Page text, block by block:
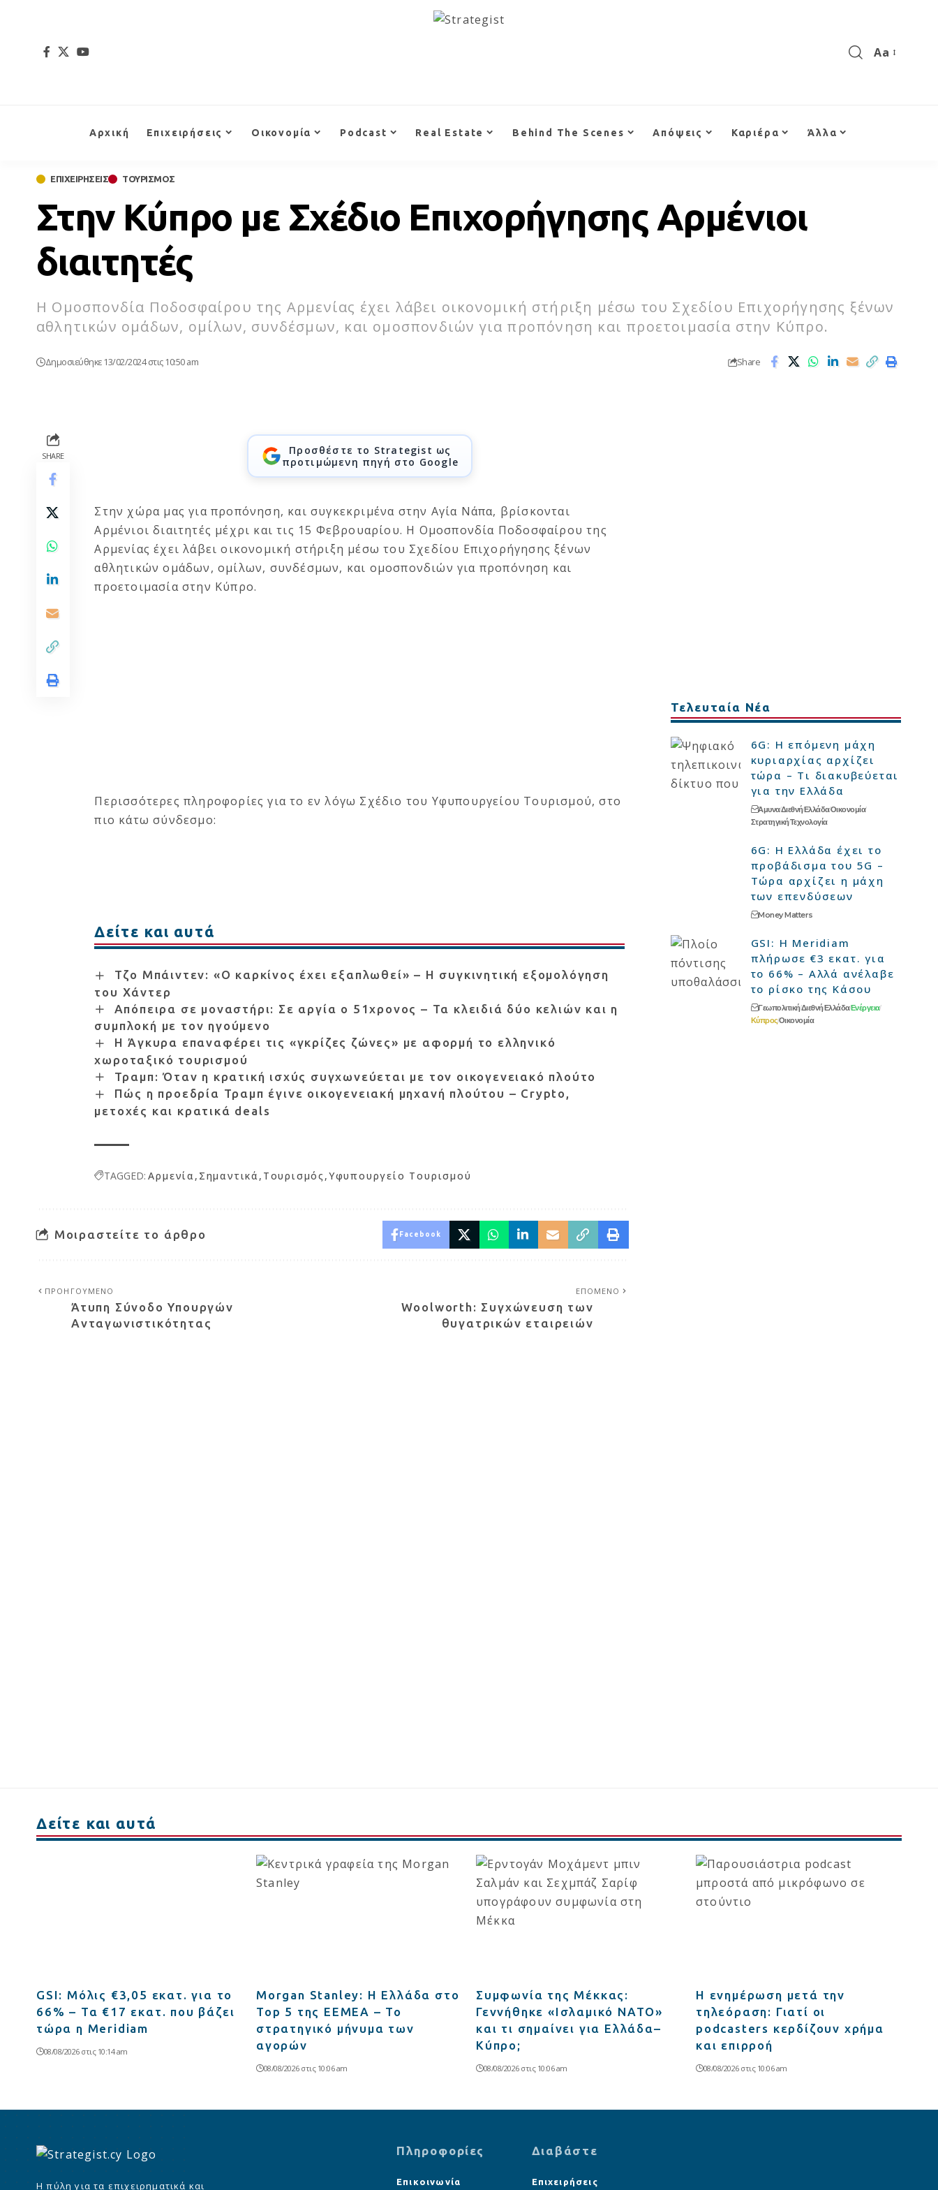
Aa
Αρχική Επιχειρήσεις Οικονομία Podcast Real Estate Behind The Scenes Απόψεις Καριέρα Άλλα
ΕΠΙΧΕΙΡΗΣΕΙΣ ΤΟΥΡΙΣΜΟΣ
Στην Κύπρο με Σχέδιο Επιχορήγησης Αρμένιοι
διαιτητές
Η Ομοσπονδία Ποδοσφαίρου της Αρμενίας έχει λάβει οικονομική στήριξη μέσω του Σχεδίου Επιχορήγησης ξένων
αθλητικών ομάδων, ομίλων, συνδέσμων, και ομοσπονδιών για προπόνηση και προετοιμασία στην Κύπρο.
Δημοσιεύθηκε 13/02/2024 στις 10:50 am Share
SHARE
Προσθέστε το Strategist ως
προτιμώμενη πηγή στο Google
Στην χώρα μας για προπόνηση, και συγκεκριμένα στην Αγία Νάπα, βρίσκονται
Αρμένιοι διαιτητές μέχρι και τις 15 Φεβρουαρίου. Η Ομοσπονδία Ποδοσφαίρου της
Αρμενίας έχει λάβει οικονομική στήριξη μέσω του Σχεδίου Επιχορήγησης ξένων
αθλητικών ομάδων, ομίλων, συνδέσμων, και ομοσπονδιών για προπόνηση και
προετοιμασία στην Κύπρο.
Περισσότερες πληροφορίες για το εν λόγω Σχέδιο του Υφυπουργείου Τουρισμού, στο
πιο κάτω σύνδεσμο:
Δείτε και αυτά
Τζο Μπάιντεν: «Ο καρκίνος έχει εξαπλωθεί» – Η συγκινητική εξομολόγηση
του Χάντερ
Απόπειρα σε μοναστήρι: Σε αργία ο 51χρονος – Τα κλειδιά δύο κελιών και η
συμπλοκή με τον ηγούμενο
Η Άγκυρα επαναφέρει τις «γκρίζες ζώνες» με αφορμή το ελληνικό
χωροταξικό τουρισμού
Τραμπ: Όταν η κρατική ισχύς συγχωνεύεται με τον οικογενειακό πλούτο
Πώς η προεδρία Τραμπ έγινε οικογενειακή μηχανή πλούτου – Crypto,
μετοχές και κρατικά deals
TAGGED: Αρμενία Σημαντικά Τουρισμός Υφυπουργείο Τουρισμού
Μοιραστείτε το άρθρο Facebook
ΠΡΟΗΓΟΥΜΕΝΟ
Άτυπη Σύνοδο Υπουργών
Ανταγωνιστικότητας
ΕΠΟΜΕΝΟ
Woolworth: Συγχώνευση των
θυγατρικών εταιρειών
Τελευταία Νέα
6G: Η επόμενη μάχη
κυριαρχίας αρχίζει
τώρα – Τι διακυβεύεται
για την Ελλάδα
ΆμυναΔιεθνήΕλλάδαΟικονομία
ΣτρατηγικήΤεχνολογία
6G: Η Ελλάδα έχει το
προβάδισμα του 5G –
Τώρα αρχίζει η μάχη
των επενδύσεων
Money Matters
GSI: Η Meridiam
πλήρωσε €3 εκατ. για
το 66% – Αλλά ανέλαβε
το ρίσκο της Κάσου
ΓεωπολιτικήΔιεθνήΕλλάδαΕνέργεια
ΚύπροςΟικονομία
Δείτε και αυτά
GSI: Μόλις €3,05 εκατ. για το
66% – Τα €17 εκατ. που βάζει
τώρα η Meridiam
08/08/2026 στις 10:14 am
Morgan Stanley: Η Ελλάδα στο
Top 5 της EEMEA – Το
στρατηγικό μήνυμα των
αγορών
08/08/2026 στις 10:06 am
Συμφωνία της Μέκκας:
Γεννήθηκε «Ισλαμικό ΝΑΤΟ»
και τι σημαίνει για Ελλάδα–
Κύπρο;
08/08/2026 στις 10:06 am
Η ενημέρωση μετά την
τηλεόραση: Γιατί οι
podcasters κερδίζουν χρήμα
και επιρροή
08/08/2026 στις 10:06 am
Η πύλη για τα επιχειρηματικά και
Πληροφορίες
Επικοινωνία
Διαβάστε
Επιχειρήσεις